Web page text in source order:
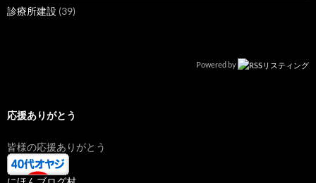
診療所建設 (39)
Powered by
応援ありがとう
皆様の応援ありがとう